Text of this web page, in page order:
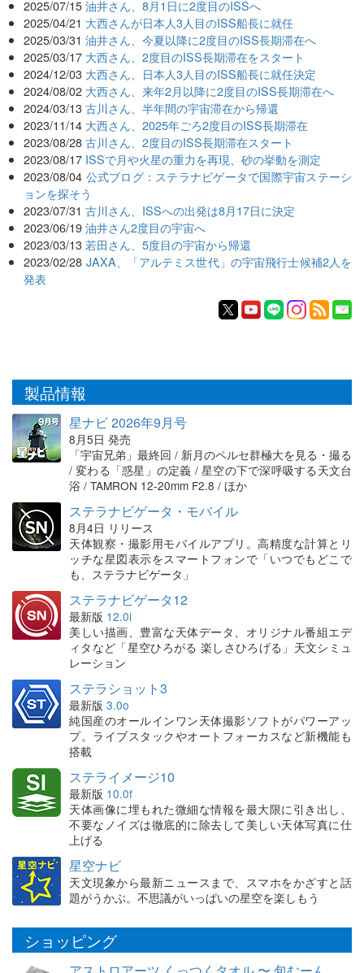
2025/07/15 油井さん、8月1日に2度目のISSへ
2025/04/21 大西さんが日本人3人目のISS船長に就任
2025/03/31 油井さん、今夏以降に2度目のISS長期滞在へ
2025/03/17 大西さん、2度目のISS長期滞在をスタート
2024/12/03 大西さん、日本人3人目のISS船長に就任決定
2024/08/02 大西さん、来年2月以降に2度目のISS長期滞在へ
2024/03/13 古川さん、半年間の宇宙滞在から帰還
2023/11/14 大西さん、2025年ごろ2度目のISS長期滞在
2023/08/28 古川さん、2度目のISS長期滞在スタート
2023/08/17 ISSで月や火星の重力を再現、砂の挙動を測定
2023/08/04 公式ブログ：ステラナビゲータで国際宇宙ステーシ
ョンを探そう
2023/07/31 古川さん、ISSへの出発は8月17日に決定
2023/06/19 油井さん2度目の宇宙へ
2023/03/13 若田さん、5度目の宇宙から帰還
2023/02/28 JAXA、「アルテミス世代」の宇宙飛行士候補2人を
発表
製品情報
星ナビ 2026年9月号
8月5日 発売
「宇宙兄弟」最終回 / 新月のペルセ群極大を見る・撮る
/ 変わる「惑星」の定義 / 星空の下で深呼吸する天文台
浴 / TAMRON 12-20mm F2.8 / ほか
ステラナビゲータ・モバイル
8月4日 リリース
天体観察・撮影用モバイルアプリ。高精度な計算とリ
ッチな星図表示をスマートフォンで「いつでもどこで
も、ステラナビゲータ」
ステラナビゲータ12
最新版 12.0i
美しい描画、豊富な天体データ、オリジナル番組エデ
ィタなど「星空ひろがる 楽しさひろげる」天文シミュ
レーション
ステラショット3
最新版 3.0o
純国産のオールインワン天体撮影ソフトがパワーアッ
プ。ライブスタックやオートフォーカスなど新機能も
搭載
ステライメージ10
最新版 10.0f
天体画像に埋もれた微細な情報を最大限に引き出し、
不要なノイズは徹底的に除去して美しい天体写真に仕
上げる
星空ナビ
天文現象から最新ニュースまで、スマホをかざすと話
題がうかぶ。不思議がいっぱいの星空を楽しもう
ショッピング